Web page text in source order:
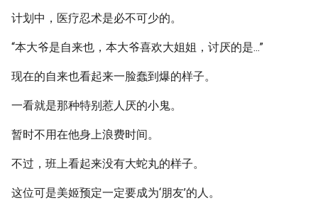
计划中，医疗忍术是必不可少的。
“本大爷是自来也，本大爷喜欢大姐姐，讨厌的是...”
现在的自来也看起来一脸蠢到爆的样子。
一看就是那种特别惹人厌的小鬼。
暂时不用在他身上浪费时间。
不过，班上看起来没有大蛇丸的样子。
这位可是美姬预定一定要成为‘朋友’的人。